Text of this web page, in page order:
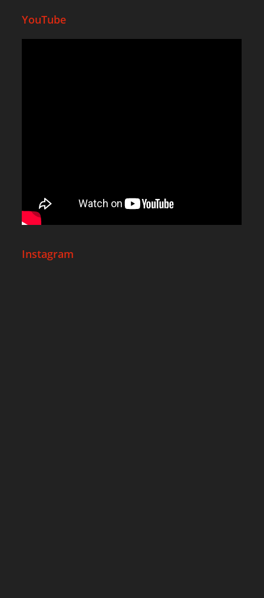
YouTube
Instagram